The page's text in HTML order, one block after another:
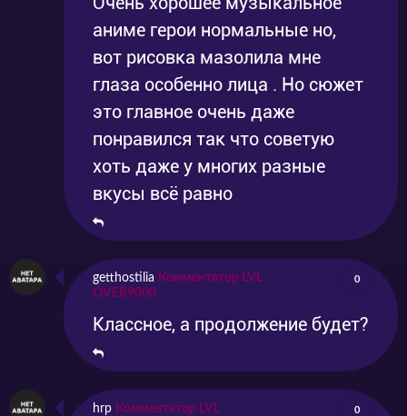
аниме герои нормальные но,
вот рисовка мазолила мне
глаза особенно лица . Но сюжет
это главное очень даже
понравился так что советую
хоть даже у многих разные
вкусы всё равно
getthostilia Комментатор LVL
OVER9000
0
Классное, а продолжение будет?
hrp Комментатор LVL
0